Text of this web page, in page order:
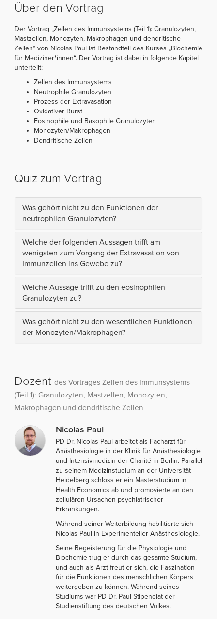
Über den Vortrag
Der Vortrag „Zellen des Immunsystems (Teil 1): Granulozyten,
Mastzellen, Monozyten, Makrophagen und dendritische
Zellen“ von Nicolas Paul ist Bestandteil des Kurses „Biochemie
für Mediziner*innen“. Der Vortrag ist dabei in folgende Kapitel
unterteilt:
Zellen des Immunsystems
Neutrophile Granulozyten
Prozess der Extravasation
Oxidativer Burst
Eosinophile und Basophile Granulozyten
Monozyten/Makrophagen
Dendritische Zellen
Quiz zum Vortrag
Was gehört nicht zu den Funktionen der
neutrophilen Granulozyten?
Welche der folgenden Aussagen trifft am
wenigsten zum Vorgang der Extravasation von
Immunzellen ins Gewebe zu?
Welche Aussage trifft zu den eosinophilen
Granulozyten zu?
Was gehört nicht zu den wesentlichen Funktionen
der Monozyten/Makrophagen?
Dozent des Vortrages Zellen des Immunsystems
(Teil 1): Granulozyten, Mastzellen, Monozyten,
Makrophagen und dendritische Zellen
Nicolas Paul
PD Dr. Nicolas Paul arbeitet als Facharzt für
Anästhesiologie in der Klinik für Anästhesiologie
und Intensivmedizin der Charité in Berlin. Parallel
zu seinem Medizinstudium an der Universität
Heidelberg schloss er ein Masterstudium in
Health Economics ab und promovierte an den
zellulären Ursachen psychiatrischer
Erkrankungen.
Während seiner Weiterbildung habilitierte sich
Nicolas Paul in Experimenteller Anästhesiologie.
Seine Begeisterung für die Physiologie und
Biochemie trug er durch das gesamte Studium,
und auch als Arzt freut er sich, die Faszination
für die Funktionen des menschlichen Körpers
weitergeben zu können. Während seines
Studiums war PD Dr. Paul Stipendiat der
Studienstiftung des deutschen Volkes.